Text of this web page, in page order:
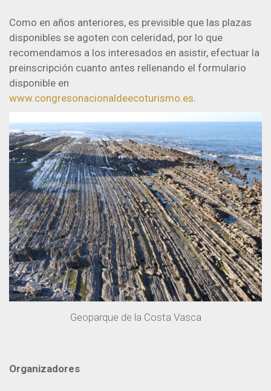
Como en años anteriores, es previsible que las plazas
disponibles se agoten con celeridad, por lo que
recomendamos a los interesados en asistir, efectuar la
preinscripción cuanto antes rellenando el formulario
disponible en
www.congresonacionaldeecoturismo.es
Geoparque de la Costa Vasca
Organizadores